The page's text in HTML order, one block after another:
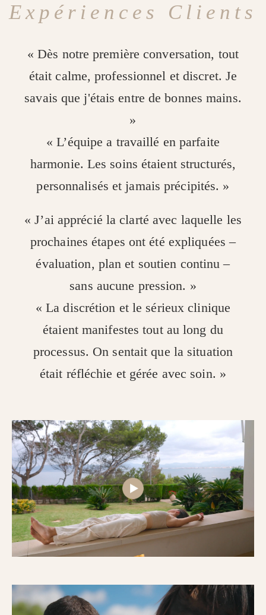
Expériences Clients
« Dès notre première conversation, tout
était calme, professionnel et discret. Je
savais que j'étais entre de bonnes mains.
»
« L’équipe a travaillé en parfaite
harmonie. Les soins étaient structurés,
personnalisés et jamais précipités. »
« J’ai apprécié la clarté avec laquelle les
prochaines étapes ont été expliquées –
évaluation, plan et soutien continu –
sans aucune pression. »
« La discrétion et le sérieux clinique
étaient manifestes tout au long du
processus. On sentait que la situation
était réfléchie et gérée avec soin. »